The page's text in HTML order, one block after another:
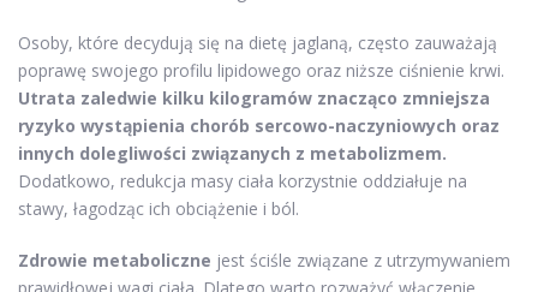
Osoby, które decydują się na dietę jaglaną, często zauważają
poprawę swojego profilu lipidowego oraz niższe ciśnienie krwi.
Utrata zaledwie kilku kilogramów znacząco zmniejsza
ryzyko wystąpienia chorób sercowo-naczyniowych oraz
innych dolegliwości związanych z metabolizmem.
Dodatkowo, redukcja masy ciała korzystnie oddziałuje na
stawy, łagodząc ich obciążenie i ból.
Zdrowie metaboliczne jest ściśle związane z utrzymywaniem
prawidłowej wagi ciała. Dlatego warto rozważyć włączenie